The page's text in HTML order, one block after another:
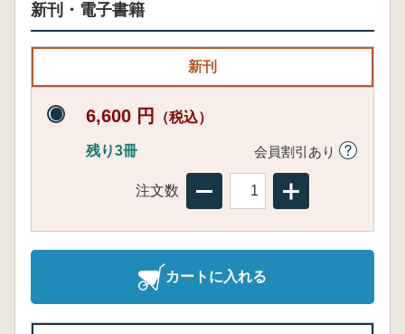
新刊・電子書籍
新刊
6,600 円 （税込）
残り3冊 会員割引あり
注文数
カートに入れる